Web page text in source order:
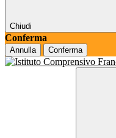
Chiudi
Conferma
Annulla Conferma